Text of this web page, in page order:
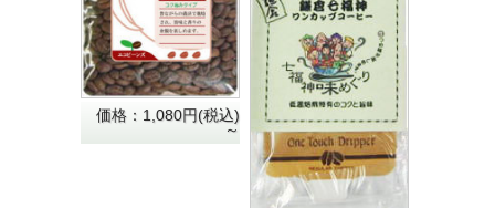
価格：1,080円(税込)
～